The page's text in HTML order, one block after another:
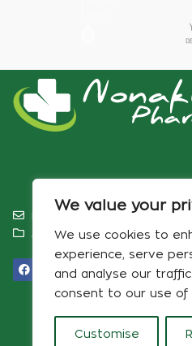
We value your
We use cookies to
experience, serve
and analyse our
consent to our use of
Customise
info@pharmacynonakris.gr
Αρ. ΓΕΜΗ 180898516000‬